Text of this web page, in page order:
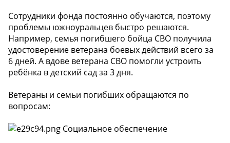
Сотрудники фонда постоянно обучаются, поэтому
проблемы южноуральцев быстро решаются.
Например, семья погибшего бойца СВО получила
удостоверение ветерана боевых действий всего за
6 дней. А вдове ветерана СВО помогли устроить
ребёнка в детский сад за 3 дня.
Ветераны и семьи погибших обращаются по
вопросам:
Социальное обеспечение